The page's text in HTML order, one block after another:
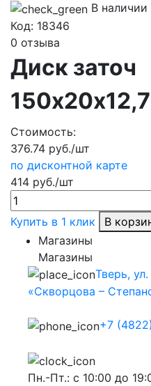
В наличии
Код: 18346
0 отзыва
Диск заточ
Стоимость:
376.74 руб./шт
по дисконтной карте
414 руб./шт
Купить в 1 клик
В
Магазины
Магазины
Тверь,
«Скворцова –
+7
Пн.-Пт.: с 10:00 до